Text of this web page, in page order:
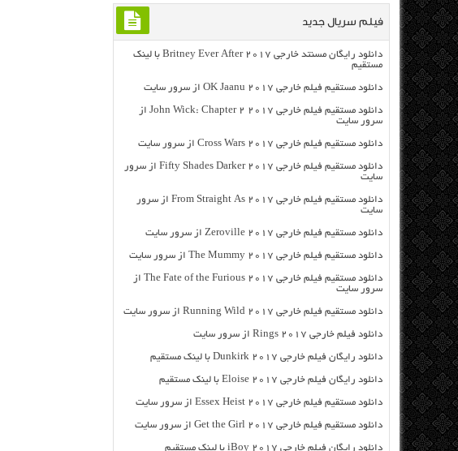
فیلم سریال جدید
دانلود رایگان مسنتد خارجی Britney Ever After 2017 با لینک
مستقیم
دانلود مستقیم فیلم خارجی OK Jaanu 2017 از سرور سایت
دانلود مستقیم فیلم خارجی John Wick: Chapter 2 2017 از
سرور سایت
دانلود مستقیم فیلم خارجی Cross Wars 2017 از سرور سایت
دانلود مستقیم فیلم خارجی Fifty Shades Darker 2017 از سرور
سایت
دانلود مستقیم فیلم خارجی From Straight As 2017 از سرور
سایت
دانلود مستقیم فیلم خارجی Zeroville 2017 از سرور سایت
دانلود مستقیم فیلم خارجی The Mummy 2017 از سرور سایت
دانلود مستقیم فیلم خارجی The Fate of the Furious 2017 از
سرور سایت
دانلود مستقیم فیلم خارجی Running Wild 2017 از سرور سایت
دانلود فیلم خارجی Rings 2017 از سرور سایت
دانلود رایگان فیلم خارجی Dunkirk 2017 با لینک مستقیم
دانلود رایگان فیلم خارجی Eloise 2017 با لینک مستقیم
دانلود مستقیم فیلم خارجی Essex Heist 2017 از سرور سایت
دانلود مستقیم فیلم خارجی Get the Girl 2017 از سرور سایت
دانلود رایگان فیلم خارجی iBoy 2017 با لینک مستقیم